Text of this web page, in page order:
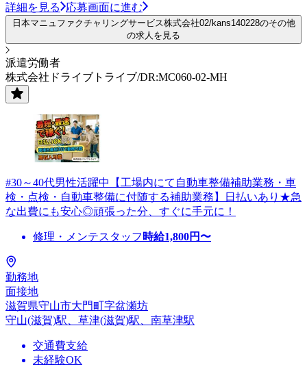
詳細を見る 応募画面に進む
日本マニュファクチャリングサービス株式会社02/kans140228のその他
の求人を見る
派遣労働者
株式会社ドライブトライブ/DR:MC060-02-MH
#30～40代男性活躍中【工場内にて自動車整備補助業務・車
検・点検・自動車整備に付随する補助業務】日払いあり★急
な出費にも安心◎頑張った分、すぐに手元に！
修理・メンテスタッフ 時給1,800円〜
勤務地
面接地
滋賀県守山市大門町字盆瀬坊
守山(滋賀)駅、草津(滋賀)駅、南草津駅
交通費支給
未経験OK